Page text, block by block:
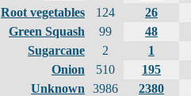
Root vegetables
124 26
Green Squash
99 48
Sugarcane
2 1
Onion
510 195
Unknown
3986 2380